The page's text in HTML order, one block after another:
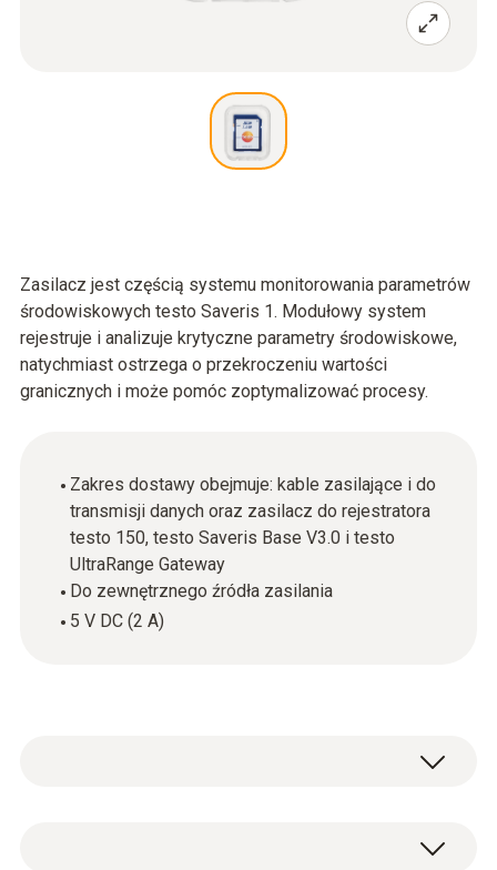
Zasilacz jest częścią systemu monitorowania parametrów
środowiskowych testo Saveris 1. Modułowy system
rejestruje i analizuje krytyczne parametry środowiskowe,
natychmiast ostrzega o przekroczeniu wartości
granicznych i może pomóc zoptymalizować procesy.
Zakres dostawy obejmuje: kable zasilające i do
transmisji danych oraz zasilacz do rejestratora
testo 150, testo Saveris Base V3.0 i testo
UltraRange Gateway
Do zewnętrznego źródła zasilania
5 V DC (2 A)